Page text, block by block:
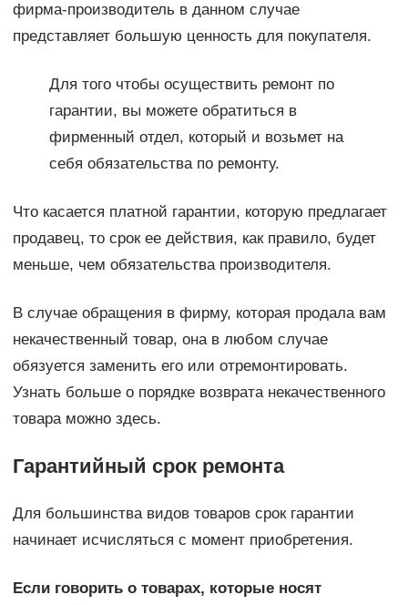
фирма-производитель в данном случае
представляет большую ценность для покупателя.
Для того чтобы осуществить ремонт по
гарантии, вы можете обратиться в
фирменный отдел, который и возьмет на
себя обязательства по ремонту.
Что касается платной гарантии, которую предлагает
продавец, то срок ее действия, как правило, будет
меньше, чем обязательства производителя.
В случае обращения в фирму, которая продала вам
некачественный товар, она в любом случае
обязуется заменить его или отремонтировать.
Узнать больше о порядке возврата некачественного
товара можно здесь.
Гарантийный срок ремонта
Для большинства видов товаров срок гарантии
начинает исчисляться с момент приобретения.
Если говорить о товарах, которые носят